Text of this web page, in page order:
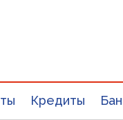
Кредиты